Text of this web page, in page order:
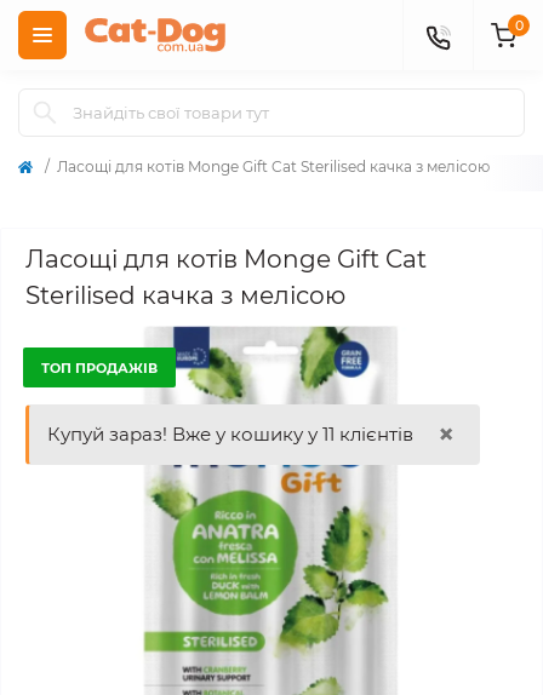
0
Ласощі для котів Monge Gift Cat Sterilised качка з мелісою
Ласощі для котів Monge Gift Cat
Sterilised качка з мелісою
Купуй зараз! Вже у кошику у 11 клієнтів ×
ТОП ПРОДАЖІВ